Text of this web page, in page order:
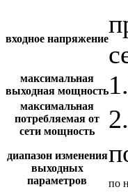
входное напряжение
максимальная
выходная мощность
максимальная
потребляемая от
сети мощность
диапазон изменения
выходных
параметров
по